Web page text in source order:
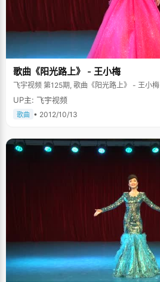
歌曲《阳光路上》 - 王小梅
飞宇视频 第125期, 歌曲《阳光路上》 - 王小梅
UP主: 飞宇视频
歌曲 • 2012/10/13